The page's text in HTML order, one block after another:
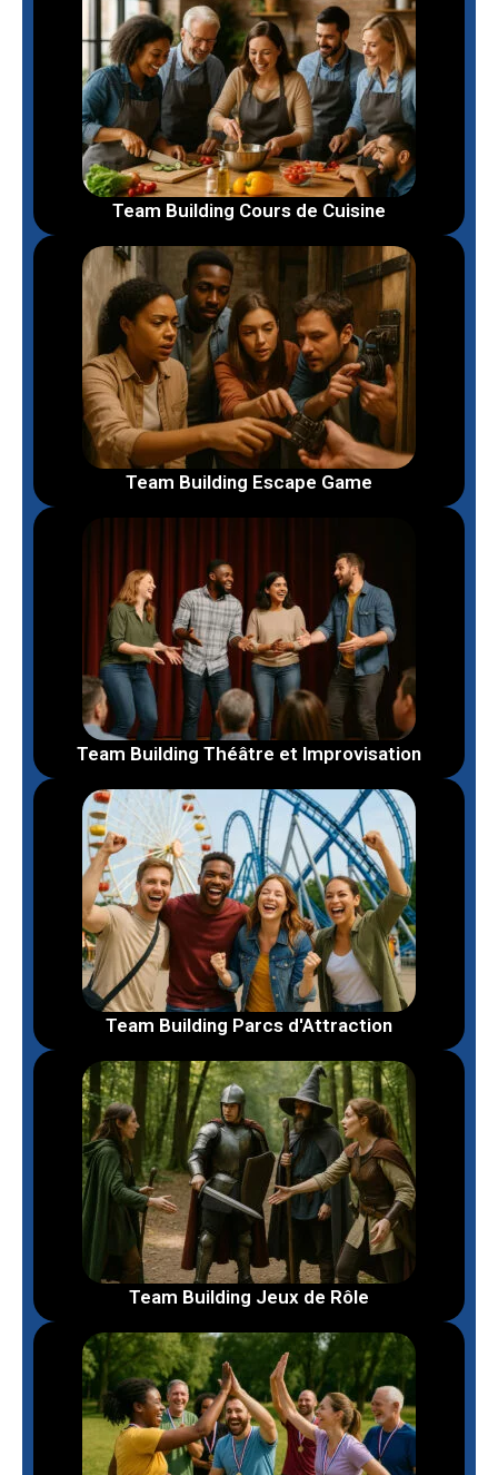
Team Building Cours de Cuisine
Team Building Escape Game
Team Building Théâtre et Improvisation
Team Building Parcs d'Attraction
Team Building Jeux de Rôle